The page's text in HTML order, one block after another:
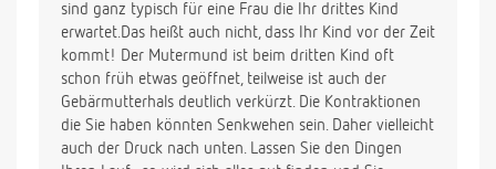
sind ganz typisch für eine Frau die Ihr drittes Kind
erwartet.Das heißt auch nicht, dass Ihr Kind vor der Zeit
kommt! Der Mutermund ist beim dritten Kind oft
schon früh etwas geöffnet, teilweise ist auch der
Gebärmutterhals deutlich verkürzt. Die Kontraktionen
die Sie haben könnten Senkwehen sein. Daher vielleicht
auch der Druck nach unten. Lassen Sie den Dingen